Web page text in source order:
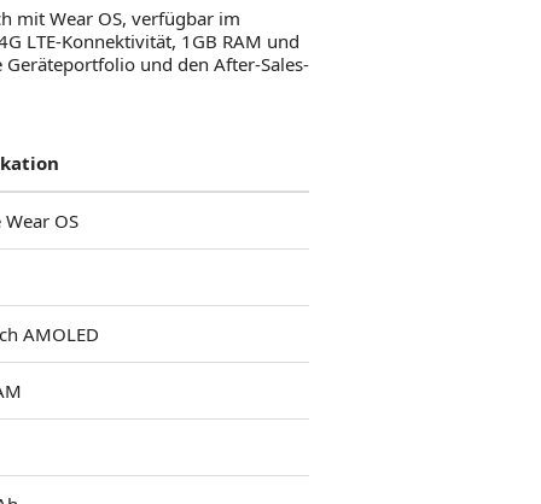
mit Wear OS, verfügbar im
LTE-Konnektivität, 1GB RAM und
und den After-Sales-
OS
AMOLED